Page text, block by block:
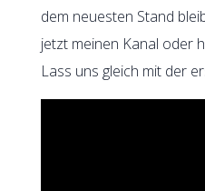
dem neuesten Stand
jetzt meinen Kanal oder
Lass uns gleich mit der